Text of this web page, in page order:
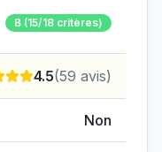
B (15/18 critères)
4.5(59 avis)
Non